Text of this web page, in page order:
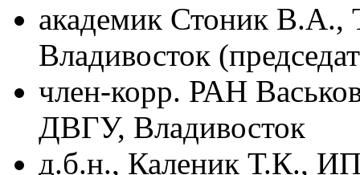
академик Стоник
Владивосток
член-корр. РАН
ДВГУ, Владивосток
д.б.н., Каленик Т.К.,